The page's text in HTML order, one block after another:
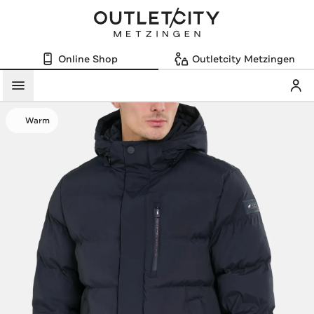
Online Shop Outletcity Metzingen
Menü
Warm